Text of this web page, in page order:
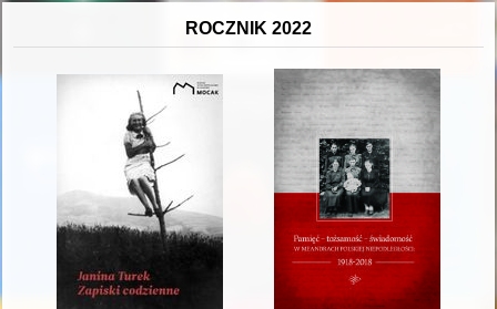
ROCZNIK 2022